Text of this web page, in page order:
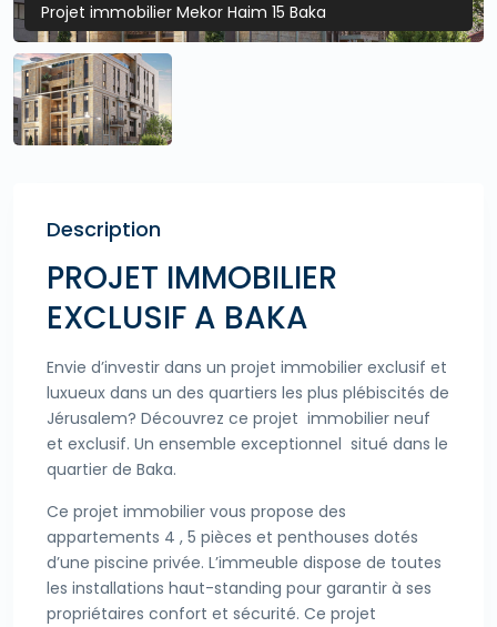
Projet immobilier Mekor Haim 15 Baka
Description
PROJET IMMOBILIER
EXCLUSIF A BAKA
Envie d’investir dans un projet immobilier exclusif et
luxueux dans un des quartiers les plus plébiscités de
Jérusalem? Découvrez ce projet immobilier neuf
et exclusif. Un ensemble exceptionnel situé dans le
quartier de Baka.
Ce projet immobilier vous propose des
appartements 4 , 5 pièces et penthouses dotés
d’une piscine privée. L’immeuble dispose de toutes
les installations haut-standing pour garantir à ses
propriétaires confort et sécurité. Ce projet